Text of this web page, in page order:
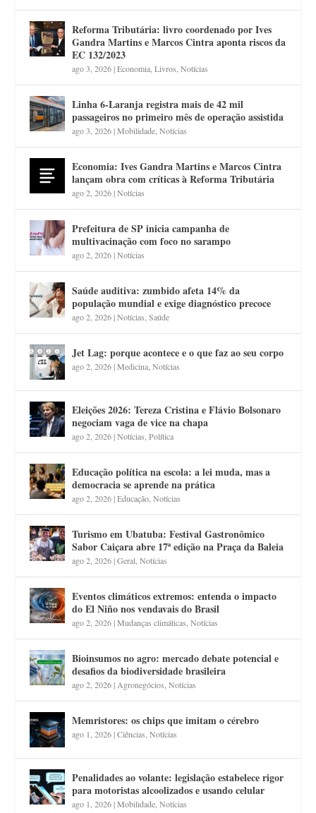
Reforma Tributária: livro coordenado por Ives
Gandra Martins e Marcos Cintra aponta riscos da
EC 132/2023
ago 3, 2026|Economia ,Livros ,Notícias
Linha 6-Laranja registra mais de 42 mil
passageiros no primeiro mês de operação assistida
ago 3, 2026|Mobilidade ,Notícias
Economia: Ives Gandra Martins e Marcos Cintra
lançam obra com críticas à Reforma Tributária
ago 2, 2026|Notícias
Prefeitura de SP inicia campanha de
multivacinação com foco no sarampo
ago 2, 2026|Notícias
Saúde auditiva: zumbido afeta 14% da
população mundial e exige diagnóstico precoce
ago 2, 2026|Notícias ,Saúde
Jet Lag: porque acontece e o que faz ao seu corpo
ago 2, 2026|Medicina ,Notícias
Eleições 2026: Tereza Cristina e Flávio Bolsonaro
negociam vaga de vice na chapa
ago 2, 2026|Notícias ,Política
Educação política na escola: a lei muda, mas a
democracia se aprende na prática
ago 2, 2026|Educação ,Notícias
Turismo em Ubatuba: Festival Gastronômico
Sabor Caiçara abre 17ª edição na Praça da Baleia
ago 2, 2026|Geral ,Notícias
Eventos climáticos extremos: entenda o impacto
do El Niño nos vendavais do Brasil
ago 2, 2026|Mudanças climáticas ,Notícias
Bioinsumos no agro: mercado debate potencial e
desafios da biodiversidade brasileira
ago 2, 2026| Agronegócios ,Notícias
Memristores: os chips que imitam o cérebro
ago 1, 2026|Ciências ,Notícias
Penalidades ao volante: legislação estabelece rigor
para motoristas alcoolizados e usando celular
ago 1, 2026|Mobilidade ,Notícias